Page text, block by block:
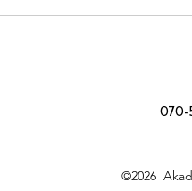
070-
©2026